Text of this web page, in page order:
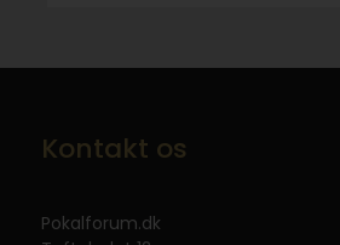
Kontakt os
Pokalforum.dk